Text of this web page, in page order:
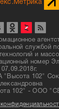
службой
и
номер
07.09.2018г.
"Высота 102"
102" - ООО